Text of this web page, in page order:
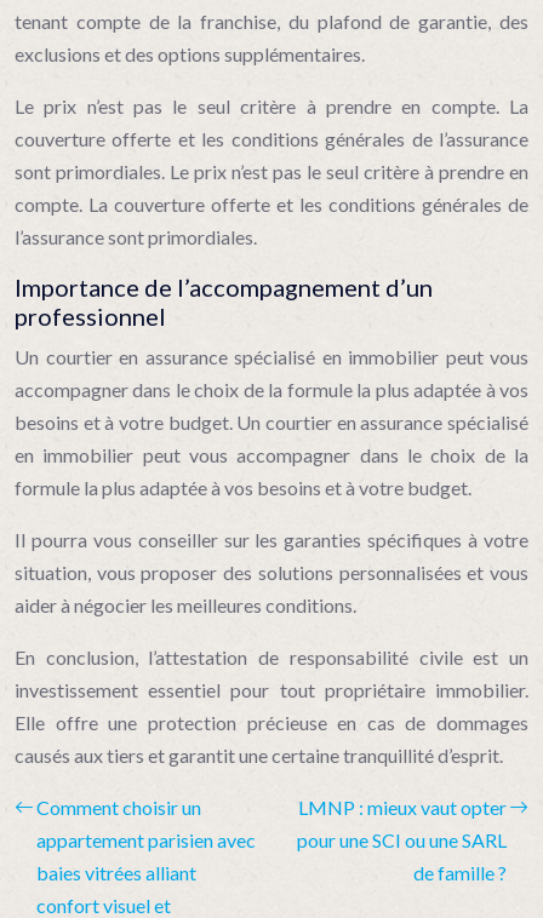
tenant compte de la franchise, du plafond de garantie, des
exclusions et des options supplémentaires.
Le prix n’est pas le seul critère à prendre en compte. La
couverture offerte et les conditions générales de l’assurance
sont primordiales. Le prix n’est pas le seul critère à prendre en
compte. La couverture offerte et les conditions générales de
l’assurance sont primordiales.
Importance de l’accompagnement d’un
professionnel
Un courtier en assurance spécialisé en immobilier peut vous
accompagner dans le choix de la formule la plus adaptée à vos
besoins et à votre budget. Un courtier en assurance spécialisé
en immobilier peut vous accompagner dans le choix de la
formule la plus adaptée à vos besoins et à votre budget.
Il pourra vous conseiller sur les garanties spécifiques à votre
situation, vous proposer des solutions personnalisées et vous
aider à négocier les meilleures conditions.
En conclusion, l’attestation de responsabilité civile est un
investissement essentiel pour tout propriétaire immobilier.
Elle offre une protection précieuse en cas de dommages
causés aux tiers et garantit une certaine tranquillité d’esprit.
Comment choisir un
appartement parisien avec
baies vitrées alliant
confort visuel et
LMNP : mieux vaut opter
pour une SCI ou une SARL
de famille ?